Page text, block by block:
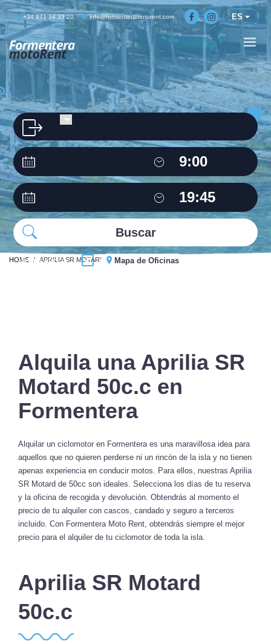
+34 971 34 33 20 info@formenteramotorent.com ES
HOME APRILIA SR MOTARD 50C.C
Misma oficina Mapa de Oficinas
Alquila una Aprilia SR
Motard 50c.c en
Formentera
Alquilar un ciclomotor en Formentera es una maravillosa idea para
aquellos que no quieren perderse ni un rincón de la isla y no tienen
apenas experiencia en conducir motos. Para ellos, nuestras Aprilia
SR Motard de 50cc son ideales. Selecciona los días de tu reserva
y la oficina de recogida y devolución. Obtendrás al momento el
precio de tu alquiler con cascos, candado y seguro a terceros
incluido. Con Formentera Moto Rent, obtendrás siempre el mejor
precio para el alquiler de tu ciclomotor de toda la isla.
Aprilia SR Motard
50c.c